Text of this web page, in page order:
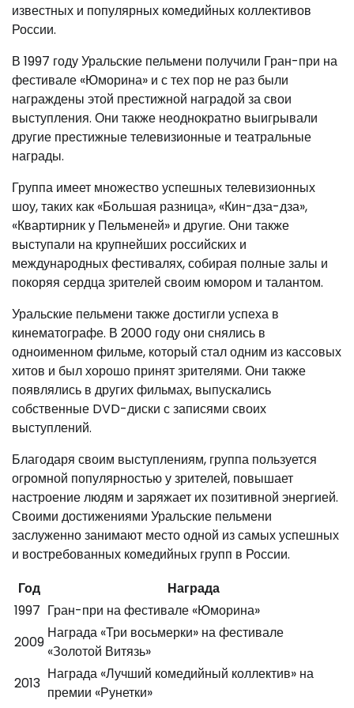
известных и популярных комедийных коллективов
России.
В 1997 году Уральские пельмени получили Гран-при на
фестивале «Юморина» и с тех пор не раз были
награждены этой престижной наградой за свои
выступления. Они также неоднократно выигрывали
другие престижные телевизионные и театральные
награды.
Группа имеет множество успешных телевизионных
шоу, таких как «Большая разница», «Кин-дза-дза»,
«Квартирник у Пельменей» и другие. Они также
выступали на крупнейших российских и
международных фестивалях, собирая полные залы и
покоряя сердца зрителей своим юмором и талантом.
Уральские пельмени также достигли успеха в
кинематографе. В 2000 году они снялись в
одноименном фильме, который стал одним из кассовых
хитов и был хорошо принят зрителями. Они также
появлялись в других фильмах, выпускались
собственные DVD-диски с записями своих
выступлений.
Благодаря своим выступлениям, группа пользуется
огромной популярностью у зрителей, повышает
настроение людям и заряжает их позитивной энергией.
Своими достижениями Уральские пельмени
заслуженно занимают место одной из самых успешных
и востребованных комедийных групп в России.
Год
Награда
1997 Гран-при на фестивале «Юморина»
2009
Награда «Три восьмерки» на фестивале
«Золотой Витязь»
2013
Награда «Лучший комедийный коллектив» на
премии «Рунетки»